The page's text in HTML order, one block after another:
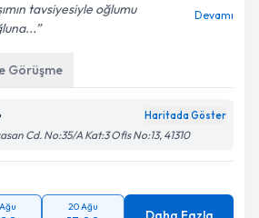
tavsiyesiyle oğlumu
Devamı
Görüşme
Haritada Göster
Cd. No:35/A Kat:3 Ofis No:13, 41310
20 Ağu